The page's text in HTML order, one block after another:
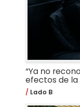
“Ya no
efectos de la
Lado B